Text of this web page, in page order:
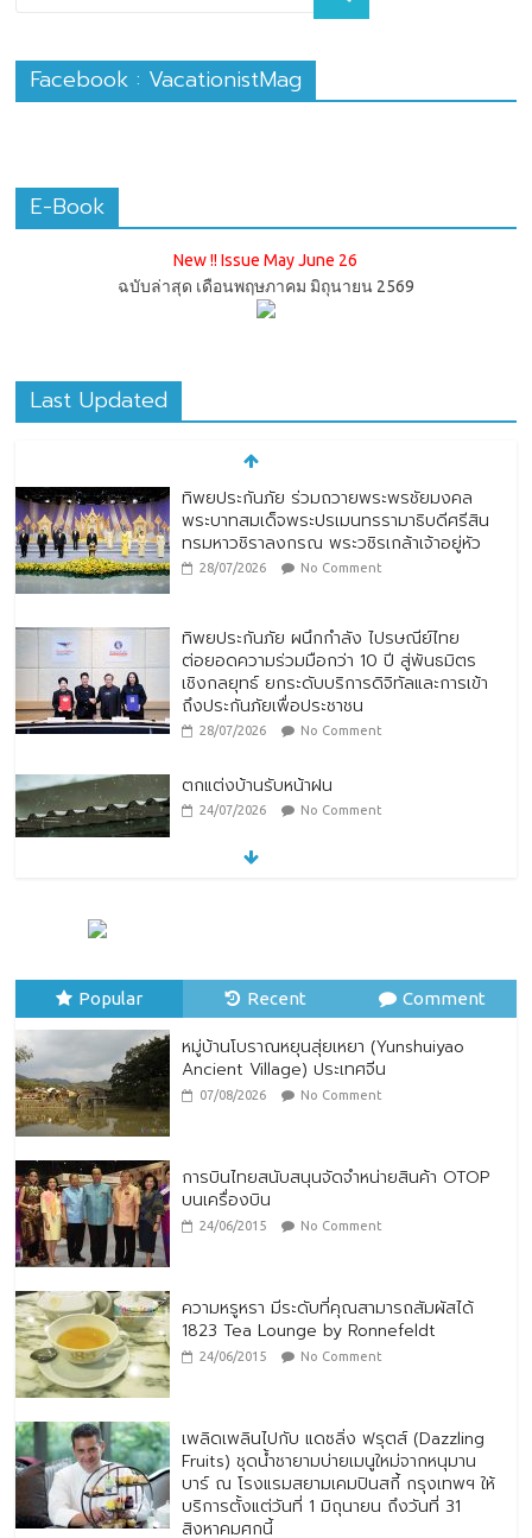
Facebook : VacationistMag
E-Book
New !! Issue May June 26
ฉบับล่าสุด เดือนพฤษภาคม มิถุนายน 2569
Last Updated
ทิพยประกันภัย ร่วมถวายพระพรชัยมงคล
พระบาทสมเด็จพระปรเมนทรรามาธิบดีศรีสิน
ทรมหาวชิราลงกรณ พระวชิรเกล้าเจ้าอยู่หัว
28/07/2026 No Comment
ทิพยประกันภัย ผนึกกำลัง ไปรษณีย์ไทย
ต่อยอดความร่วมมือกว่า 10 ปี สู่พันธมิตร
เชิงกลยุทธ์ ยกระดับบริการดิจิทัลและการเข้า
ถึงประกันภัยเพื่อประชาชน
28/07/2026 No Comment
ตกแต่งบ้านรับหน้าฝน
24/07/2026 No Comment
Popular Recent Comment
หมู่บ้านโบราณหยุนสุ่ยเหยา (Yunshuiyao
Ancient Village) ประเทศจีน
07/08/2026 No Comment
การบินไทยสนับสนุนจัดจำหน่ายสินค้า OTOP
บนเครื่องบิน
24/06/2015 No Comment
ความหรูหรา มีระดับที่คุณสามารถสัมผัสได้
1823 Tea Lounge by Ronnefeldt
24/06/2015 No Comment
เพลิดเพลินไปกับ แดซลิ่ง ฟรุตส์ (Dazzling
Fruits) ชุดน้ำชายามบ่ายเมนูใหม่จากหนุมาน
บาร์ ณ โรงแรมสยามเคมปินสกี้ กรุงเทพฯ ให้
บริการตั้งแต่วันที่ 1 มิถุนายน ถึงวันที่ 31
สิงหาคมศกนี้